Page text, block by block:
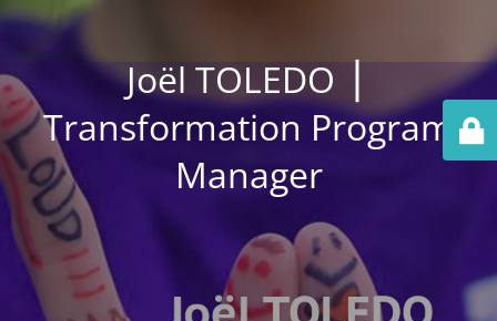
Joël TOLEDO ⎪
Transformation Program
Manager